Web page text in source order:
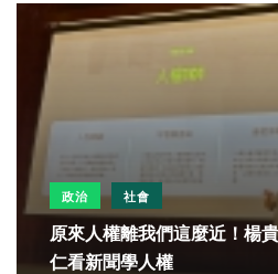
政治 社會
原來人權離我們這麼近！楊
仁看新聞學人權